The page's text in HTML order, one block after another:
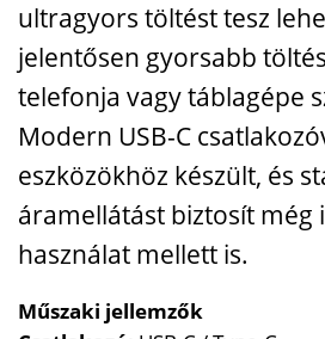
ultragyors töltésttesz
jelentősen gyorsabb
telefonja vagytáblagépe
Modern USB-C
eszközökhöz készült, és
áramellátást biztosít még
használat mellett is.
Műszaki jellemzők